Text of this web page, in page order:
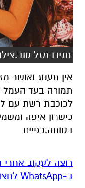
תגידו מזל
אין תענוג ואושר
תמורה בעד
לכוכבת רשת עם
בטוחה.כפיים
רוצה לעקוב
ב-WhatsApp לחצו כאן